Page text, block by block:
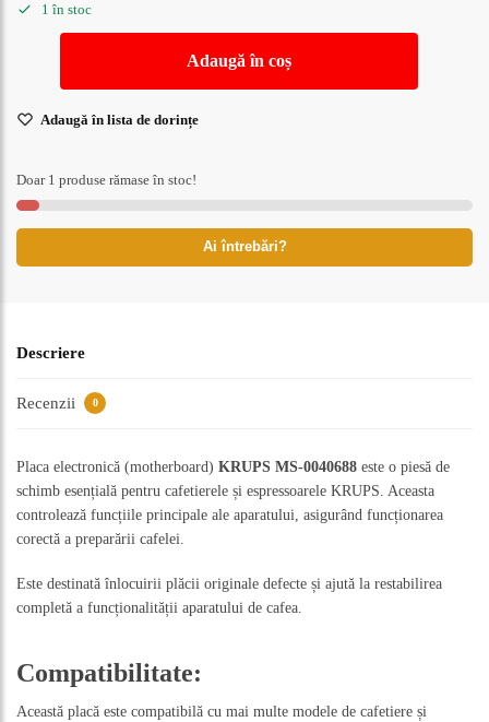
1 în stoc
Adaugă în coș
Adaugă în lista de dorințe
Doar 1 produse rămase în stoc!
Ai întrebări?
Descriere
Recenzii 0
Placa electronică (motherboard) KRUPS MS-0040688 este o piesă de
schimb esențială pentru cafetierele și espressoarele KRUPS. Aceasta
controlează funcțiile principale ale aparatului, asigurând funcționarea
corectă a preparării cafelei.
Este destinată înlocuirii plăcii originale defecte și ajută la restabilirea
completă a funcționalității aparatului de cafea.
Compatibilitate:
Această placă este compatibilă cu mai multe modele de cafetiere și